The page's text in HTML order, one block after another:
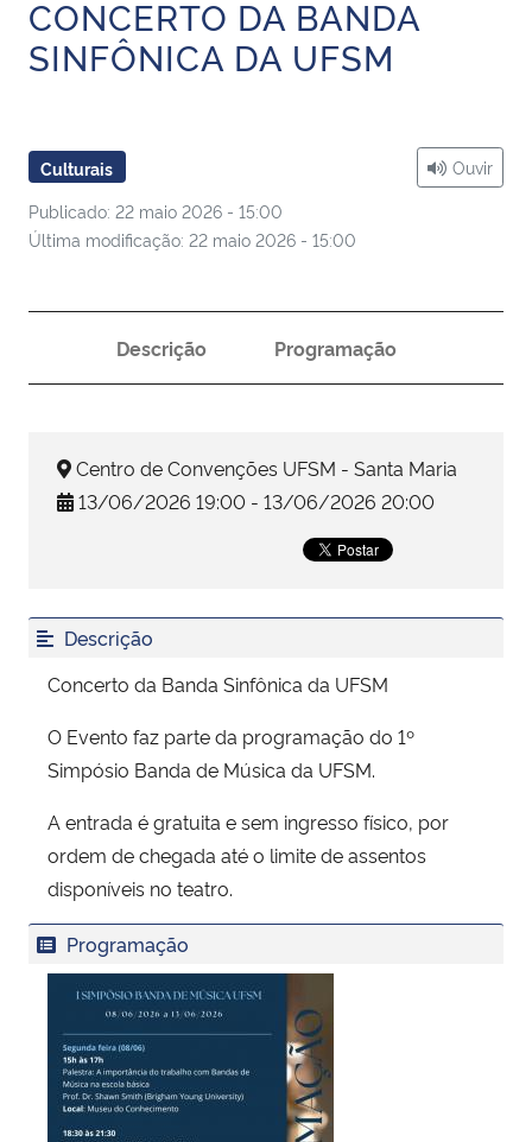
Ministério da Cidadania
Ministério da Ciência, Tecnologia, Inovações e Comunicações
Controladoria-Geral da União
Secretaria de Governo
Advocacia-Geral da União
Banco Central do Brasil
Planalto
CONCERTO DA BANDA
SINFÔNICA DA UFSM
Culturais
Publicado: 22 maio 2026 - 15:00
Última modificação: 22 maio 2026 - 15:00
Ouvir
Descrição Programação
Centro de Convenções UFSM - Santa Maria
13/06/2026 19:00 - 13/06/2026 20:00
Descrição
Concerto da Banda Sinfônica da UFSM
O Evento faz parte da programação do 1º
Simpósio Banda de Música da UFSM.
A entrada é gratuita e sem ingresso físico, por
ordem de chegada até o limite de assentos
disponíveis no teatro.
Programação